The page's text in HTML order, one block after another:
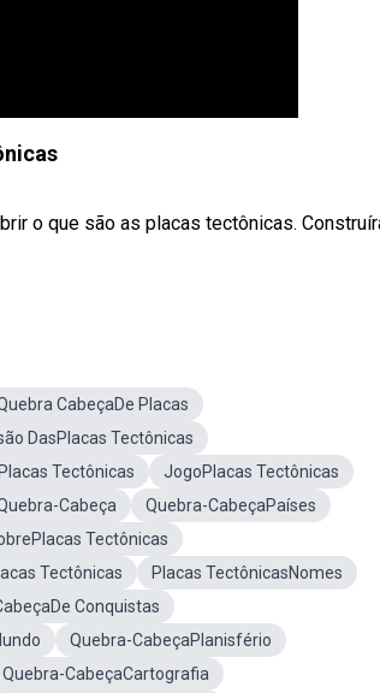
o que são as placas tectônicas.
CabeçaDe Placas
DasPlacas Tectônicas
Tectônicas
JogoPlacas Tectônicas
Cabeça
Quebra-CabeçaPaíses
Tectônicas
Tectônicas
Placas TectônicasNomes
Conquistas
Quebra-CabeçaPlanisfério
Quebra-CabeçaCartografia